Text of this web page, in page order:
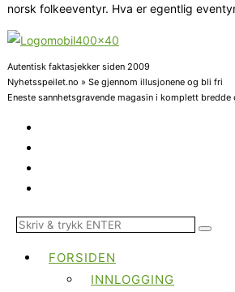
norsk folkeeventyr. Hva er egentlig
Autentisk faktasjekker siden 2009
Nyhetsspeilet.no » Se gjennom illusjonene og bli fri
Eneste sannhetsgravende magasin i komplett
FORSIDEN
INNLOGGING